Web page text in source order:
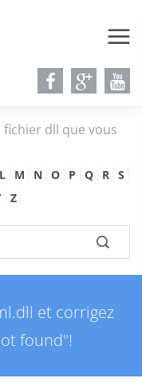
dll que vous
L M N O P Q R
S
Z
et corrigez
found"!